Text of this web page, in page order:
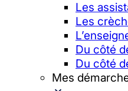
Les
Les
Du côté
Du côté
Mes